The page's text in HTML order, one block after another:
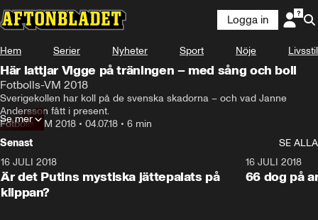
Logga in
Hem Serier Nyheter Sport Nöje Livsstil
Här lattjar Vigge på träningen – med sång och boll
Fotbolls-VM 2018
Sverigekollen har koll på de svenska skadorna – och vad Janne
Andersson fått i present.
Fotbolls-VM 2018 • 04.07.18 • 6 min
Se mer
Senast
SE ALLA
16 JULI 2018
Är det Putins mystiska jättepalats på
klippan?
16 JULI 2018
66 dog på